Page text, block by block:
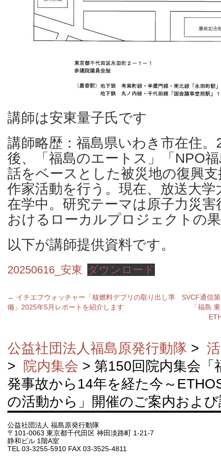
講師は安東量子氏です
講師略歴：福島県いわき市在住
後、「福島のエートス」「NPO
話をベースとした被災地の復興
作家活動を行う。現在、放送大学
在学中。研究テーマは原子力災
おけるローカルプロジェクトの
以下が講師提供資料です。
20250616_安東 ダウンロード
← イチエフウォッチャー「核燃料デブリの取り出し準
備」2025年5月レポートを紹介します
SVCF通信
「福島
公益社団法人福島原発行動隊 >
>
院内集会 > 第150回院内集会「
発事故から14年を経た今～
の活動から」開催のご案内およ
公益社団法人 福島原発行動隊
〒101-0063 東京都千代田区 神田淡路町 1-21-7
静和ビル 1階A室
TEL 03-3255-5910 FAX 03-3525-4811